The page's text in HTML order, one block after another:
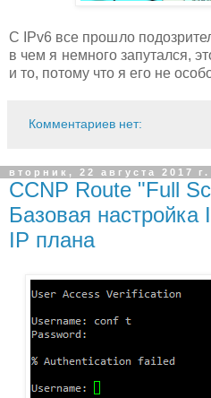
С IPv6 все прошло
в чем я немного запутался,
и то, потому что я его не
Комментариев нет:
вторник, 22 августа 2017 г.
CCNP Route "Full
Базовая настройка
IP плана